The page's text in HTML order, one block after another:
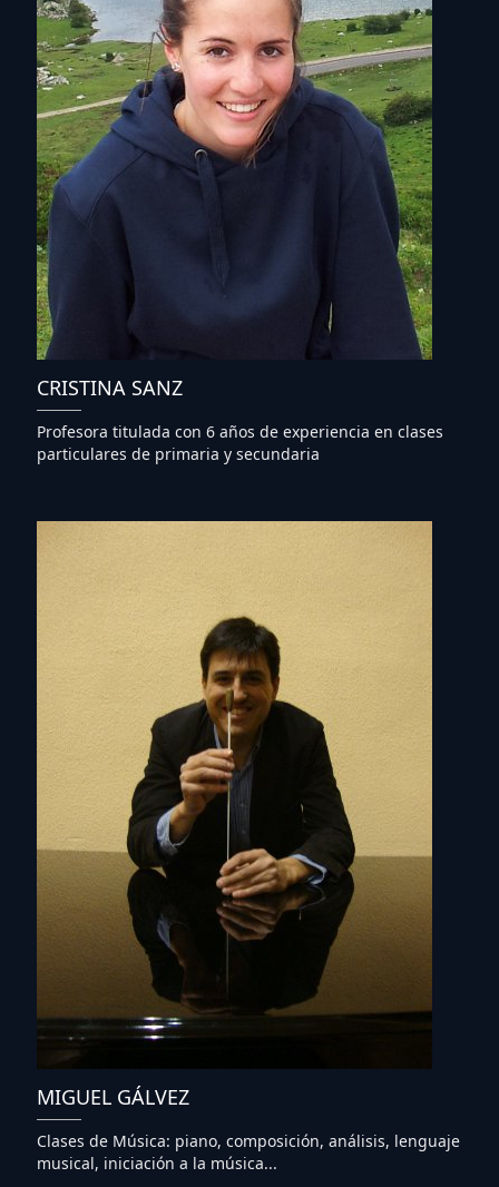
CRISTINA SANZ
Profesora titulada con 6 años de experiencia en clases
particulares de primaria y secundaria
MIGUEL GÁLVEZ
Clases de Música: piano, composición, análisis, lenguaje
musical, iniciación a la música...